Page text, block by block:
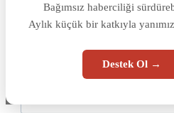
Bağımsız haberciliği
Aylık küçük bir katkıyla
Destek Ol →